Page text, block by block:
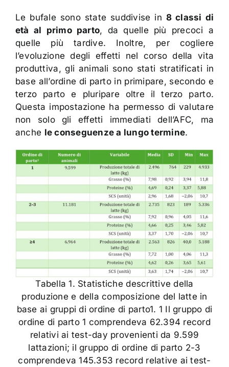
Le bufale sono state suddivise in 8 classi di
età al primo parto, da quelle più precoci a
quelle più tardive. Inoltre, per cogliere
l’evoluzione degli effetti nel corso della vita
produttiva, gli animali sono stati stratificati in
base all’ordine di parto in primipare, secondo e
terzo parto e pluripare oltre il terzo parto.
Questa impostazione ha permesso di valutare
non solo gli effetti immediati dell’AFC, ma
anche le conseguenze a lungo termine.
Tabella 1. Statistiche descrittive della
produzione e della composizione del latte in
base ai gruppi di ordine di parto1. 1 Il gruppo di
ordine di parto 1 comprendeva 62.394 record
relativi ai test-day provenienti da 9.599
lattazioni; il gruppo di ordine di parto 2-3
comprendeva 145.353 record relative ai test-